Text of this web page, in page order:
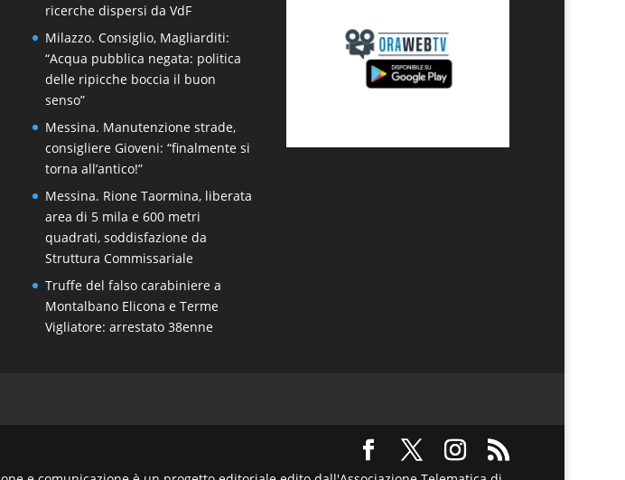
ricerche dispersi da VdF
Milazzo. Consiglio, Magliarditi:
“Acqua pubblica negata: politica
delle ripicche boccia il buon
senso”
Messina. Manutenzione strade,
consigliere Gioveni: “finalmente si
torna all’antico!”
Messina. Rione Taormina, liberata
area di 5 mila e 600 metri
quadrati, soddisfazione da
Struttura Commissariale
Truffe del falso carabiniere a
Montalbano Elicona e Terme
Vigliatore: arrestato 38enne